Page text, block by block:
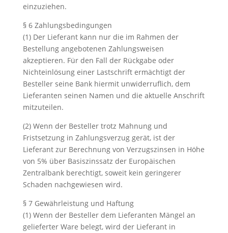
einzuziehen.
§ 6 Zahlungsbedingungen
(1) Der Lieferant kann nur die im Rahmen der
Bestellung angebotenen Zahlungsweisen
akzeptieren. Für den Fall der Rückgabe oder
Nichteinlösung einer Lastschrift ermächtigt der
Besteller seine Bank hiermit unwiderruflich, dem
Lieferanten seinen Namen und die aktuelle Anschrift
mitzuteilen.
(2) Wenn der Besteller trotz Mahnung und
Fristsetzung in Zahlungsverzug gerät, ist der
Lieferant zur Berechnung von Verzugszinsen in Höhe
von 5% über Basiszinssatz der Europäischen
Zentralbank berechtigt, soweit kein geringerer
Schaden nachgewiesen wird.
§ 7 Gewährleistung und Haftung
(1) Wenn der Besteller dem Lieferanten Mängel an
gelieferter Ware belegt, wird der Lieferant in